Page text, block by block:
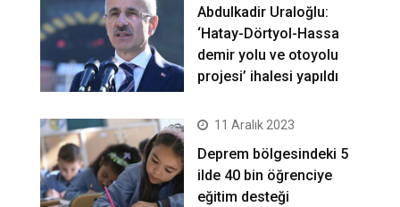
Abdulkadir Uraloğlu:
‘Hatay-Dörtyol-Hassa
demir yolu ve otoyolu
projesi’ ihalesi yapıldı
11 Aralık 2023
Deprem bölgesindeki 5
ilde 40 bin öğrenciye
eğitim desteği